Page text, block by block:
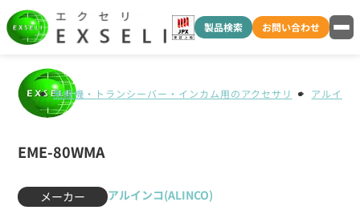
製品検索 お問い合わせ
無線機・トランシーバー・インカム用のアクセサリ アルイン
EME-80WMA
メーカー
アルインコ(ALINCO)